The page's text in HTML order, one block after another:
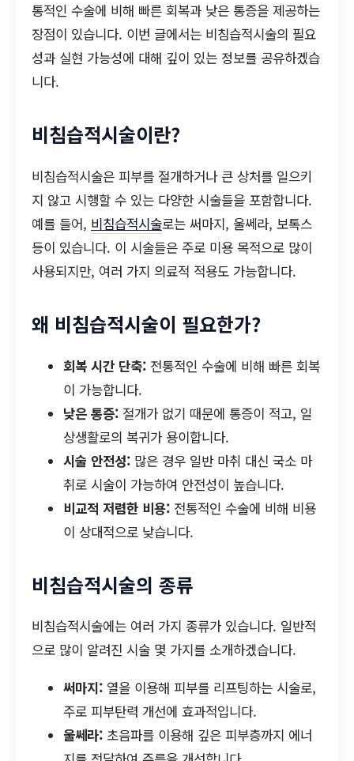
통적인 수술에 비해 빠른 회복과 낮은 통증을 제공하는
장점이 있습니다. 이번 글에서는 비침습적시술의 필요
성과 실현 가능성에 대해 깊이 있는 정보를 공유하겠습
니다.
비침습적시술이란?
비침습적시술은 피부를 절개하거나 큰 상처를 일으키
지 않고 시행할 수 있는 다양한 시술들을 포함합니다.
예를 들어, 비침습적시술로는 써마지, 울쎄라, 보톡스
등이 있습니다. 이 시술들은 주로 미용 목적으로 많이
사용되지만, 여러 가지 의료적 적용도 가능합니다.
왜 비침습적시술이 필요한가?
회복 시간 단축: 전통적인 수술에 비해 빠른 회복
이 가능합니다.
낮은 통증: 절개가 없기 때문에 통증이 적고, 일
상생활로의 복귀가 용이합니다.
시술 안전성: 많은 경우 일반 마취 대신 국소 마
취로 시술이 가능하여 안전성이 높습니다.
비교적 저렴한 비용: 전통적인 수술에 비해 비용
이 상대적으로 낮습니다.
비침습적시술의 종류
비침습적시술에는 여러 가지 종류가 있습니다. 일반적
으로 많이 알려진 시술 몇 가지를 소개하겠습니다.
써마지: 열을 이용해 피부를 리프팅하는 시술로,
주로 피부탄력 개선에 효과적입니다.
울쎄라: 초음파를 이용해 깊은 피부층까지 에너